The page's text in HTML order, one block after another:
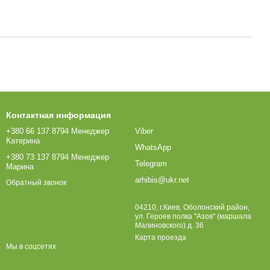
Контактная информация
+380 66 137 8794 Менеджер
Катерина
+380 73 137 8794 Менеджер
Марина
Обратный звонок
Viber
WhatsApp
Telegram
arhibis@ukr.net
04210, г.Киев, Оболонский район,
ул. Героев полка "Азов" (маршала
Малиновского) д. 36
Карта проезда
Мы в соцсетях